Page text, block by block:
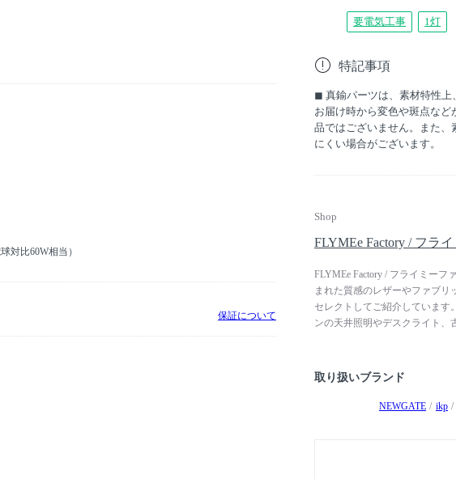
要電気工事 1灯
特記事項
◼︎ 真鍮パーツは、素材特性上
お届け時から変色や斑点な
品ではございません。また、
にくい場合がございます。
Shop
FLYMEe Factory / フラ
FLYMEe Factory / フライミー
まれた質感のレザーやファブリ
セレクトしてご紹介しています
ンの天井照明やデスクライト、
テーブルやソファ、収納家具
囲気をつくる照明器、ラグ・カ
取り扱いブランド
NEWGATE ikp
対比60W相当）
保証について